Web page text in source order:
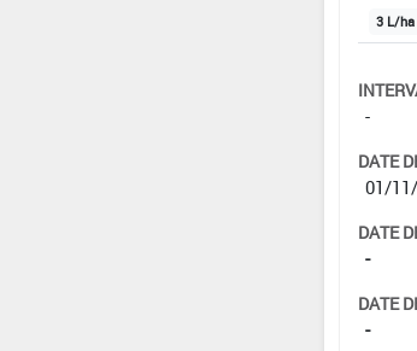
3 L/ha
-
DATE
01/
DATE
-
DATE
-